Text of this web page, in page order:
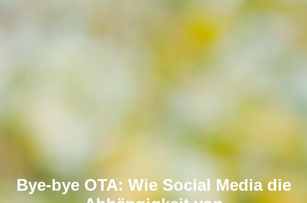
Bye-bye OTA: Wie Social Media die